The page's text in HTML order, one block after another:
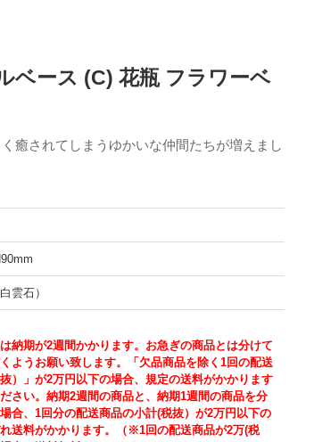
ベース (C) 花瓶 フラワーベ
癒されてしまうゆかいな仲間たちが増えまし
雲石）
納期が2週間かかります。お急ぎの商品とは分けて
ようお願い致します。「欠品商品を除く1回の配送
）」が2万円以下の場合、規定の送料がかかります
さい。納期2週間の商品と、納期1週間の商品を分
合、1回分の配送商品の小計(税抜）が2万円以下の
送料がかかります。（※1回の配送商品が2万(税